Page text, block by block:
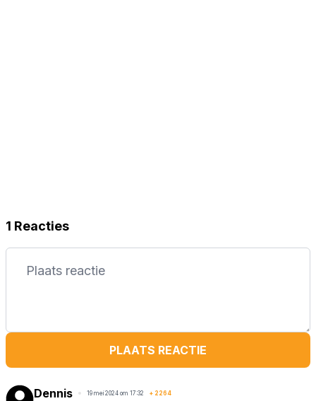
1 Reacties
PLAATS REACTIE
Dennis 19 mei 2024 om 17:32 + 2264